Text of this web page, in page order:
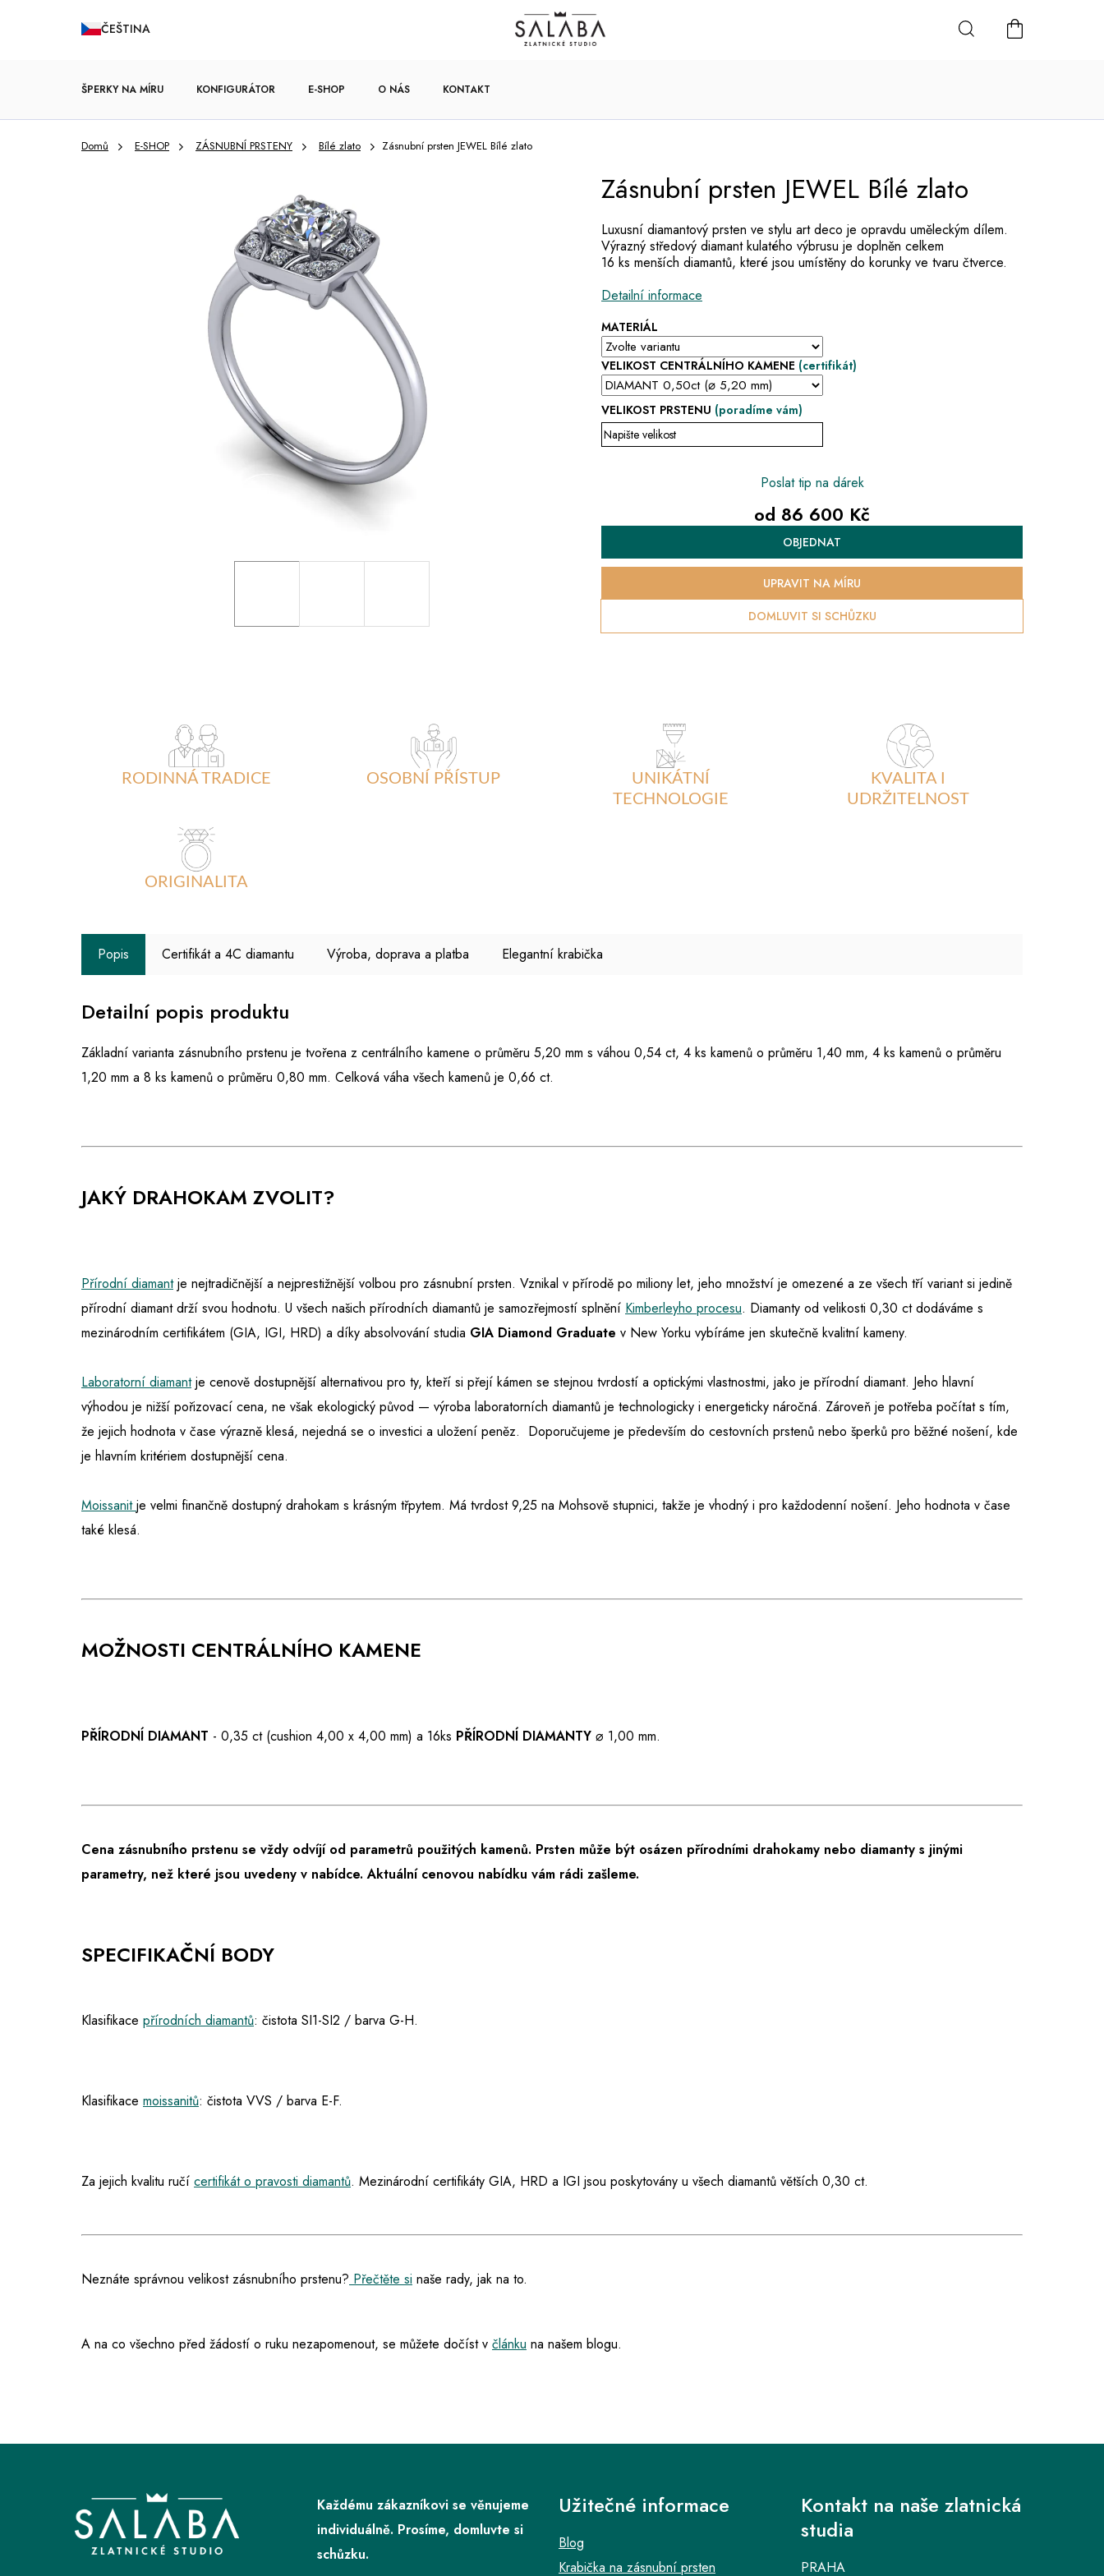
ČEŠTINA
NÁKUPNÍ
ŠPERKY NA MÍRU KONFIGURÁTOR E-SHOP
ZÁSNUBNÍ PRSTENY
O NÁS KONTAKT
Domů E-SHOP ZÁSNUBNÍ PRSTENY Bílé zlato Zásnubní prsten JEWEL Bílé zlato
MATERIÁL
VELIKOST CENTRÁLNÍHO KAMENE (certifikát)
VELIKOST PRSTENU (poradíme vám)
Luxusní diamantový prsten ve stylu art deco je opravdu uměleckým dílem.
Výrazný středový diamant kulatého výbrusu je doplněn celkem
16 ks menších diamantů, které jsou umístěny do korunky ve tvaru čtverce.
Detailní informace
Zásnubní prsten JEWEL Bílé zlato
Poslat tip na dárek
od 86 600 Kč
Měrná
cena:
OBJEDNAT
DOMLUVIT SI SCHŮZKU
UPRAVIT NA MÍRU
RODINNÁ TRADICE OSOBNÍ PŘÍSTUP
UNIKÁTNÍ
TECHNOLOGIE
KVALITA I
UDRŽITELNOST
ORIGINALITA
Popis Certifikát a 4C diamantu Výroba, doprava a platba Elegantní krabička
Detailní popis produktu
Základní varianta zásnubního prstenu je tvořena z centrálního kamene o průměru 5,20 mm s váhou 0,54 ct, 4 ks kamenů o průměru 1,40 mm, 4 ks kamenů o průměru
1,20 mm a 8 ks kamenů o průměru 0,80 mm. Celková váha všech kamenů je 0,66 ct.
JAKÝ DRAHOKAM ZVOLIT?
Přírodní diamantje nejtradičnější a nejprestižnější volbou pro zásnubní prsten. Vznikal v přírodě po miliony let, jeho množství je omezené a ze všech tří variant si jedině
přírodní diamant drží svou hodnotu. U všech našich přírodních diamantů je samozřejmostí splnění Kimberleyho procesu. Diamanty od velikosti 0,30 ct dodáváme s
mezinárodním certifikátem (GIA, IGI, HRD) a díky absolvování studia GIA Diamond Graduate v New Yorku vybíráme jen skutečně kvalitní kameny.
Laboratorní diamant je cenově dostupnější alternativou pro ty, kteří si přejí kámen se stejnou tvrdostí a optickými vlastnostmi, jako je přírodní diamant. Jeho hlavní
výhodou je nižší pořizovací cena, ne však ekologický původ — výroba laboratorních diamantů je technologicky i energeticky náročná. Zároveň je potřeba počítat s tím,
že jejich hodnota v čase výrazně klesá, nejedná se o investici a uložení peněz. Doporučujeme je především do cestovních prstenů nebo šperků pro běžné nošení, kde
je hlavním kritériem dostupnější cena.
Moissanit je velmi finančně dostupný drahokam s krásným třpytem. Má tvrdost 9,25 na Mohsově stupnici, takže je vhodný i pro každodenní nošení. Jeho hodnota v čase
také klesá.
MOŽNOSTI CENTRÁLNÍHO KAMENE
PŘÍRODNÍ DIAMANT - 0,35 ct (cushion 4,00 x 4,00 mm) a 16ks PŘÍRODNÍ DIAMANTY ⌀ 1,00 mm.
Cena zásnubního prstenu se vždy odvíjí od parametrů použitých kamenů. Prsten může být osázen přírodními drahokamy nebo diamanty s jinými
parametry, než které jsou uvedeny v nabídce.Aktuální cenovou nabídku vám rádi zašleme.
SPECIFIKAČNÍ BODY
Klasifikace přírodních diamantů: čistota SI1-SI2 / barva G-H.
Klasifikace moissanitů: čistota VVS / barva E-F.
Za jejich kvalitu ručí certifikát o pravosti diamantů. Mezinárodní certifikáty GIA, HRD a IGI jsou poskytovány u všech diamantů větších 0,30 ct.
Neznáte správnou velikost zásnubního prstenu? Přečtěte si naše rady, jak na to.
A na co všechno před žádostí o ruku nezapomenout, se můžete dočíst v článku na našem blogu.
Každému zákazníkovi se věnujeme
individuálně. Prosíme, domluvte si
schůzku.
Užitečné informace
Blog
Krabička na zásnubní prsten
Kontakt na naše zlatnická
studia
PRAHA